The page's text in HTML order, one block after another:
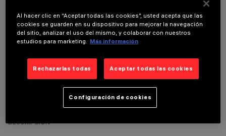
COMPONENTES OPCIONALES
DATOS TÉCNICOS
ÚLTIMA ACTUALIZACIÓN: 01/07/2026
DESCRIPCIÓN
Al hacer clic en “Aceptar todas las cookies”, usted acepta que las
cookies se guarden en su dispositivo para mejorar la navegación
del sitio, analizar el uso del mismo, y colaborar con nuestros
estudios para marketing. Más información
Rechazarlas todas Aceptar todas las cookies
Configuración de cookies